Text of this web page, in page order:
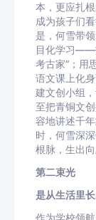
本，更应扎
成为孩子们
是，何雪带
目化学习——
考古家”；用
语文课上化
建文创小组
至把青铜文
容地讲述千
时，何雪深
根脉，生出向
第二束光
是从生活里